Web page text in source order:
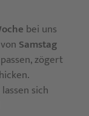
bei uns
Samstag
zögert
lassen sich